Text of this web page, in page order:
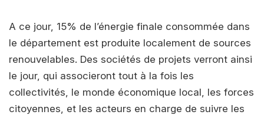
A ce jour, 15% de l’énergie finale consommée dans
le département est produite localement de sources
renouvelables. Des sociétés de projets verront ainsi
le jour, qui associeront tout à la fois les
collectivités, le monde économique local, les forces
citoyennes, et les acteurs en charge de suivre les